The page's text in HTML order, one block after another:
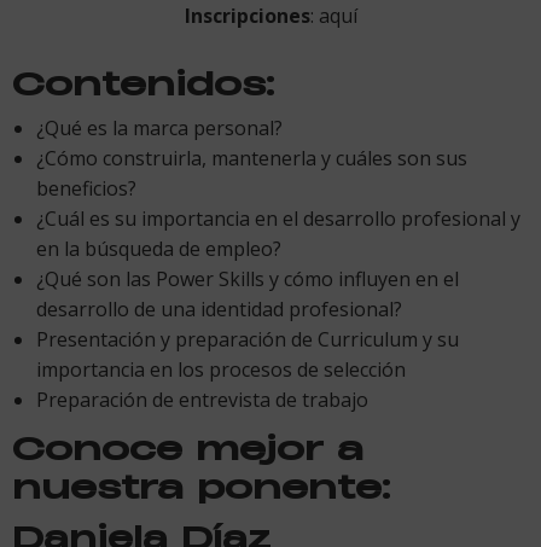
Inscripciones: aquí
Contenidos:
¿Qué es la marca personal?
¿Cómo construirla, mantenerla y cuáles son sus
beneficios?
¿Cuál es su importancia en el desarrollo profesional y
en la búsqueda de empleo?
¿Qué son las Power Skills y cómo influyen en el
desarrollo de una identidad profesional?
Presentación y preparación de Curriculum y su
importancia en los procesos de selección
Preparación de entrevista de trabajo
Conoce mejor a
nuestra ponente:
Daniela Díaz